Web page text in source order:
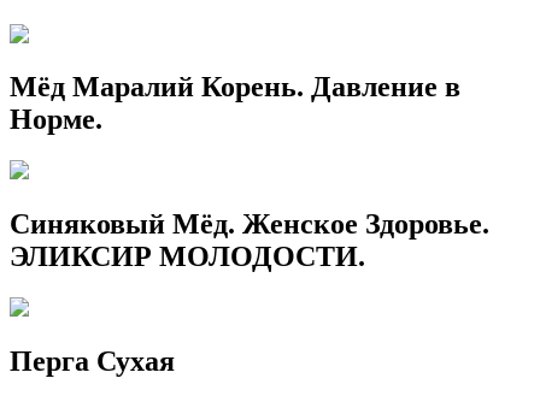
Мёд Маралий Корень. Давление в
Норме.
Синяковый Мёд. Женское Здоровье.
ЭЛИКСИР МОЛОДОСТИ.
Перга Сухая